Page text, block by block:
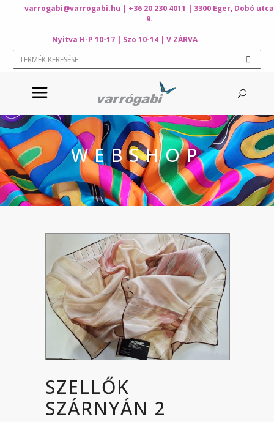
varrogabi@varrogabi.hu | +36 20 230 4011 | 3300 Eger, Dobó utca
9.
Nyitva H-P 10-17 | Szo 10-14 | V ZÁRVA
WEBSHOP
SZELLŐK
SZÁRNYÁN 2